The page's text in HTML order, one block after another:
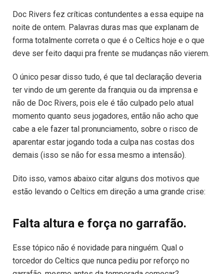
Doc Rivers fez críticas contundentes a essa equipe na
noite de ontem. Palavras duras mas que explanam de
forma totalmente correta o que é o Celtics hoje e o que
deve ser feito daqui pra frente se mudanças não vierem.
O único pesar disso tudo, é que tal declaração deveria
ter vindo de um gerente da franquia ou da imprensa e
não de Doc Rivers, pois ele é tão culpado pelo atual
momento quanto seus jogadores, então não acho que
cabe a ele fazer tal pronunciamento, sobre o risco de
aparentar estar jogando toda a culpa nas costas dos
demais (isso se não for essa mesmo a intensão).
Dito isso, vamos abaixo citar alguns dos motivos que
estão levando o Celtics em direção a uma grande crise:
Falta altura e força no garrafão.
Esse tópico não é novidade para ninguém. Qual o
torcedor do Celtics que nunca pediu por reforço no